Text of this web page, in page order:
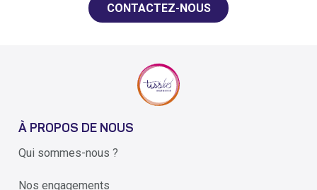
CONTACTEZ-NOUS
À PROPOS DE NOUS
Qui sommes-nous ?
Nos engagements